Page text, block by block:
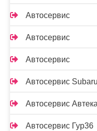
Автосервис
Автосервис
Автосервис
Автосервис Subaru
Автосервис Автека
Автосервис Гур36